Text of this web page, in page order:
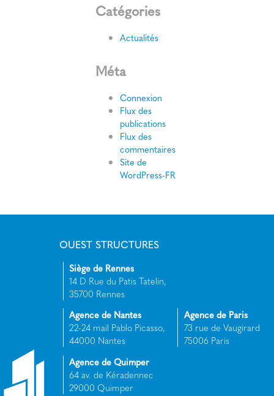
Catégories
Actualités
Méta
Connexion
Flux des
publications
Flux des
commentaires
Site de
WordPress-FR
OUEST STRUCTURES
Siège de Rennes
14 D Rue du Patis Tatelin,
35700 Rennes
Agence de Nantes
22-24 mail Pablo Picasso,
44000 Nantes
Agence de Paris
73 rue de Vaugirard
75006 Paris
Agence de Quimper
64 av. de Kéradennec
29000 Quimper